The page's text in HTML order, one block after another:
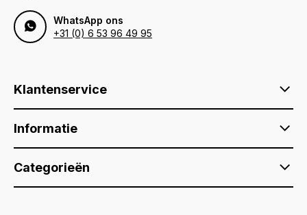
WhatsApp ons
+31 (0) 6 53 96 49 95
Klantenservice
Informatie
Categorieën